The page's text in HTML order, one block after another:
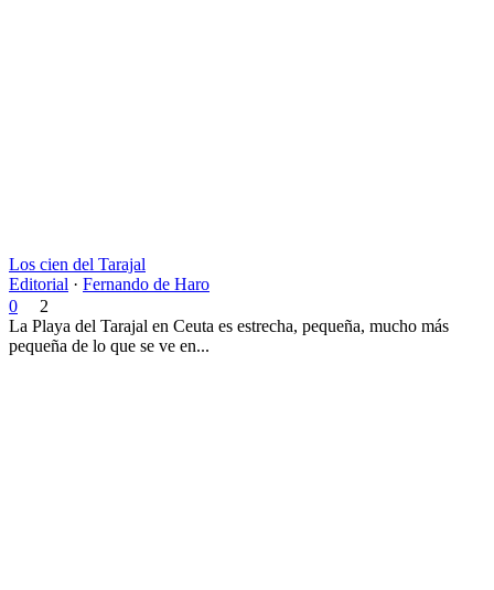
Los cien del Tarajal
Editorial · Fernando de Haro
0
2
La Playa del Tarajal en Ceuta es estrecha, pequeña, mucho más
pequeña de lo que se ve en...